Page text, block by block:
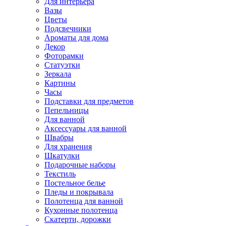
Вазы
Цветы
Подсвечники
Ароматы для дома
Декор
Фоторамки
Статуэтки
Зеркала
Картины
Часы
Подставки для предметов
Пепельницы
Для ванной
Аксессуары для ванной
Швабры
Для хранения
Шкатулки
Подарочные наборы
Текстиль
Постельное белье
Пледы и покрывала
Полотенца для ванной
Кухонные полотенца
Скатерти, дорожки